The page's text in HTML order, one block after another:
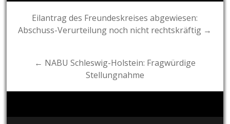
Post
navigation
Eilantrag des Freundeskreises abgewiesen:
Abschuss-Verurteilung noch nicht rechtskräftig →
← NABU Schleswig-Holstein: Fragwürdige
Stellungnahme